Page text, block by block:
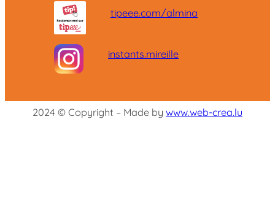
tipeee.com/almina
instants.mireille
2024 © Copyright – Made by www.web-crea.lu